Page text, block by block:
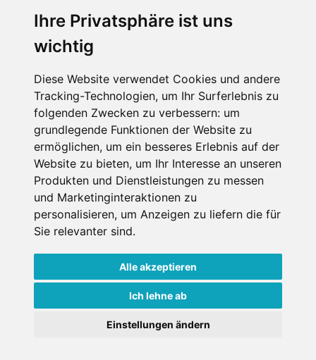
Ihre Privatsphäre ist uns
wichtig
Diese Website verwendet Cookies und andere
Tracking-Technologien, um Ihr Surferlebnis zu
folgenden Zwecken zu verbessern: um
grundlegende Funktionen der Website zu
ermöglichen, um ein besseres Erlebnis auf der
Website zu bieten, um Ihr Interesse an unseren
Produkten und Dienstleistungen zu messen
und Marketinginteraktionen zu
personalisieren, um Anzeigen zu liefern die für
Sie relevanter sind.
Alle akzeptieren
Ich lehne ab
Einstellungen ändern
SCHNEEHÖHEN SKI APP
Die Schneehoehen Ski APP für iOS und Android - Ein
Muss für alle Wintersportler und Schneefreaks!
Impressum
Datenschutz
Nutzungsbedingungen
Portale
FAQ Newsletter Mediadaten
Copyright ©2026 Schneemenschen GmbH